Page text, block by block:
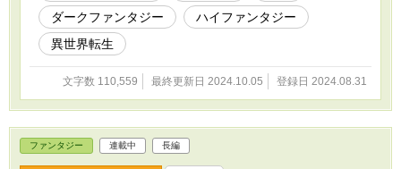
(´ཀ`」 ∠):
ダークファンタジー
ハイファンタジー
異世界転生
文字数 110,559 最終更新日 2024.10.05 登録日 2024.08.31
ファンタジー 連載中 長編